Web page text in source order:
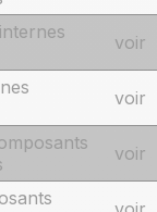
voir
voir
voir